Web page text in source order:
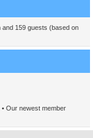
and 159 guests (based on
• Our newest member